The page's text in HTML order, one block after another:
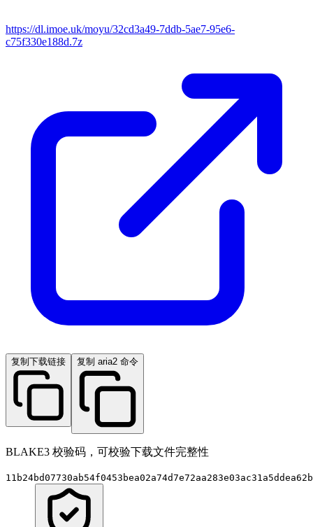
https://dl.imoe.uk/moyu/32cd3a49-7ddb-5ae7-95e6-
c75f330e188d.7z
复制下载链接 复制 aria2 命令
BLAKE3 校验码，可校验下载文件完整性